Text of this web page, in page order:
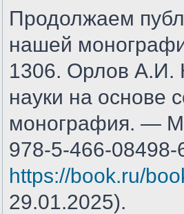
Продолжаем
нашей
1306. Орлов А.И.
науки на основе
монография. —
978-5-466-
https://book.ru/
29.01.2025).